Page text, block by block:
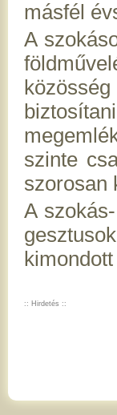
másfél
A
szinte
szorosan
A
:: Hirdetés ::